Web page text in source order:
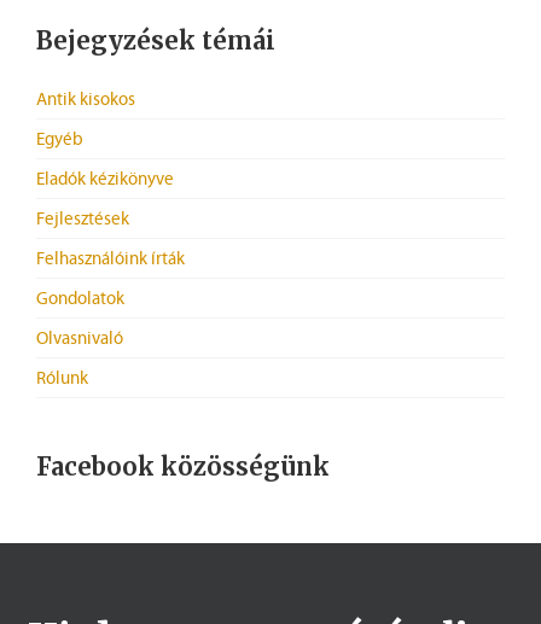
Bejegyzések témái
Antik kisokos
Egyéb
Eladók kézikönyve
Fejlesztések
Felhasználóink írták
Gondolatok
Olvasnivaló
Rólunk
Facebook közösségünk